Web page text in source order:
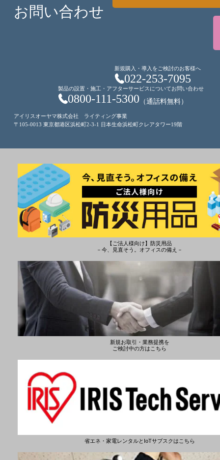
お問い合わせ
新規購入・導入をご検討のお客様へ
022-253-7095
製品の設置・施工・アフターサービスについてお問い合わせ
0800-111-5300 （通話料無料）
アイリスオーヤマ株式会社 ライティング事業
〒105-0013 東京都港区浜松町2-3-1 日本生命浜松町クレアタワー19階
【ご法人様向け】防災用品
－今、見直そう。オフィスの備え－
新規お取引・業務提携を
ご検討中の方はこちら
省エネ・家電レンタルとIoTサブスクはこちら